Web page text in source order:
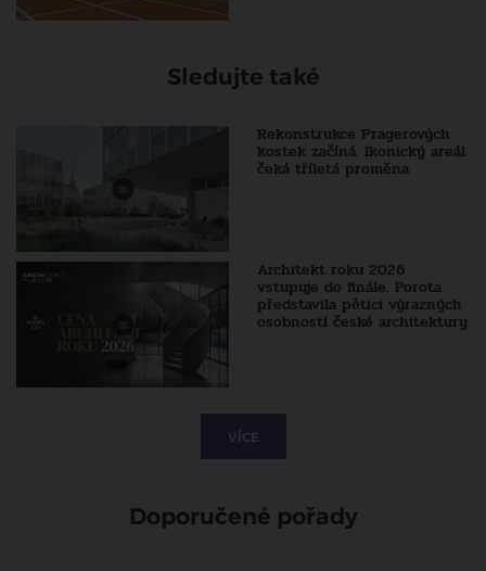
Sledujte také
Rekonstrukce Pragerových
kostek začíná. Ikonický areál
čeká tříletá proměna
Architekt roku 2026
vstupuje do finále. Porota
představila pětici výrazných
osobností české architektury
VÍCE
Doporučené pořady